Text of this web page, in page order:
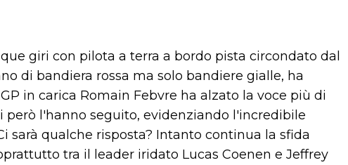
giri con pilota a terra a bordo pista circondato dal
di bandiera rossa ma solo bandiere gialle, ha
in carica Romain Febvre ha alzato la voce più di
l'hanno seguito, evidenziando l'incredibile
sarà qualche risposta? Intanto continua la sfida
tra il leader iridato Lucas Coenen e Jeffrey